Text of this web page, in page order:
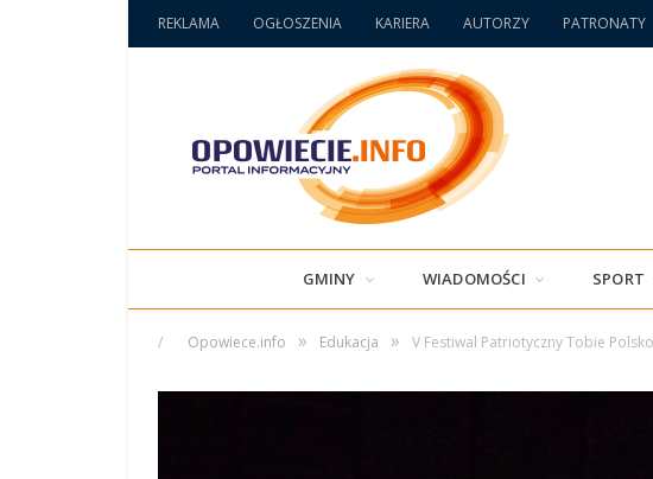
REKLAMA OGŁOSZENIA KARIERA AUTORZY PATRONATY
GMINY WIADOMOŚCI SPORT
/ Opowiece.info » Edukacja » V Festiwal Patriotyczny Tobie